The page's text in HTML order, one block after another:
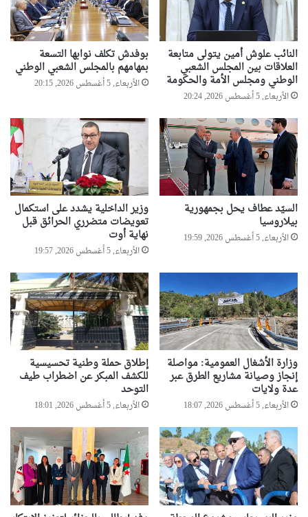
النائب علوش أمين يتولى متابعة
العلاقات بين المجلس الشعبي
الوطني ومجلس الأمة والحكومة
الأربعاء, 5 أغسطس 2026, 20:24
بوفدش تكلف نوابها التسعة
بمهامهم بالمجلس الشعبي الوطني
الأربعاء, 5 أغسطس 2026, 20:15
السيّد عطاف يحل بجمهورية
بيلاروسيا
الأربعاء, 5 أغسطس 2026, 19:59
وزير الداخلية يشدد على استكمال
تعويضات متضرري الحرائق قبل
نهاية أوت
الأربعاء, 5 أغسطس 2026, 19:57
وزارة الأشغال العمومية: مواصلة
إنجاز وصيانة مشاريع الطرق عبر
عدة ولايات
الأربعاء, 5 أغسطس 2026, 18:07
إطلاق حملة وطنية تحسيسية
للكشف المبكر عن اضطراب طيف
التوحد
الأربعاء, 5 أغسطس 2026, 18:01